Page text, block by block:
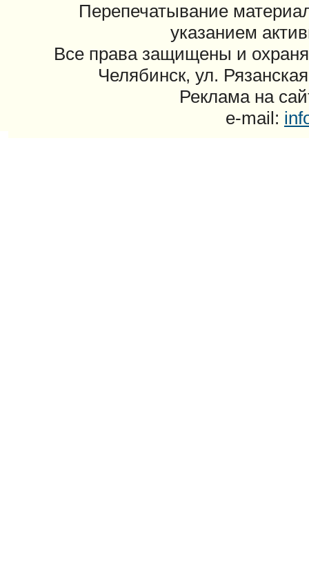
Перепечатывание
указанием
Все права защищены и
Челябинск, ул.
Реклама на
e-mail: